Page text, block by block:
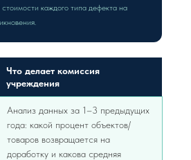
каждого типа дефекта на
Что делает комиссия
учреждения
Анализ данных за 1–3 предыдущих
года: какой процент объектов/
товаров возвращается на
доработку и какова средняя